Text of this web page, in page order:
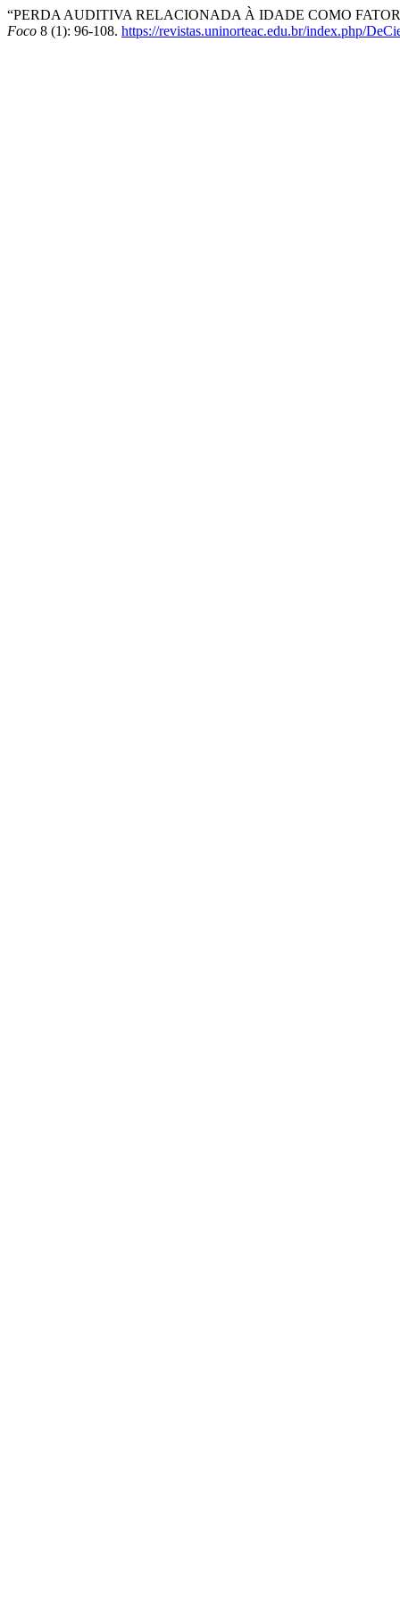
“PERDA AUDITIVA RELACIONADA À IDADE COMO
Foco 8 (1): 96-108. https://revistas.uninorteac.edu.br/index.php/